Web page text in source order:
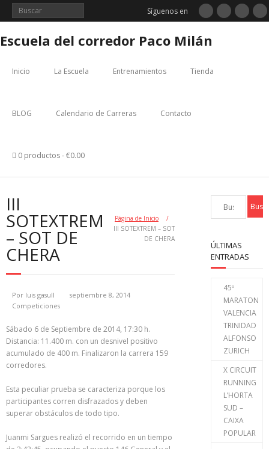
Saltar
Síguenos en
Escuela del corredor Paco Milán
Inicio La Escuela Entrenamientos Tienda
BLOG Calendario de Carreras Contacto
0 productos €0.00
III
SOTEXTREM
– SOT DE
CHERA
Página de Inicio
/
III SOTEXTREM – SOT
DE CHERA
Por luis gasull
septiembre 8, 2014
Competiciones
Sábado 6 de Septiembre de 2014, 17:30 h.
Distancia: 11.400 m. con un desnivel positivo
acumulado de 400 m. Finalizaron la carrera 159
corredores.
Esta peculiar prueba se caracteriza porque los
participantes corren disfrazados y deben
superar obstáculos de todo tipo.
Juanmi Sargues realizó el recorrido en un tiempo
ÚLTIMAS
ENTRADAS
45º
MARATON
VALENCIA
TRINIDAD
ALFONSO
ZURICH
X CIRCUIT
RUNNING
L’HORTA
SUD –
CAIXA
POPULAR